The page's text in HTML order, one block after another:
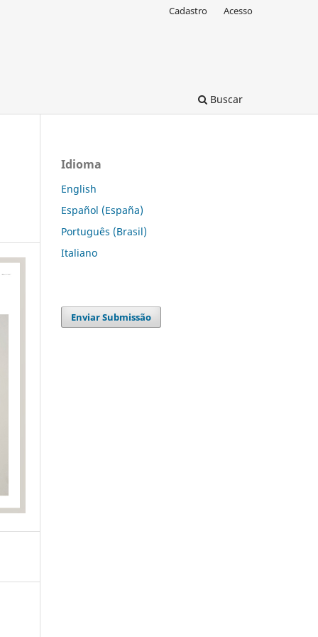
Buscar
Cadastro Acesso
Idioma
English
Español (España)
Português (Brasil)
Italiano
Enviar Submissão